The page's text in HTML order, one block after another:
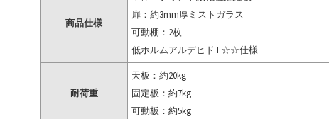
商品仕様
扉：約3mm厚ミストガラス
可動棚：2枚
低ホルムアルデヒド F☆☆仕様
耐荷重
天板：約20kg
固定板：約7kg
可動板：約5kg